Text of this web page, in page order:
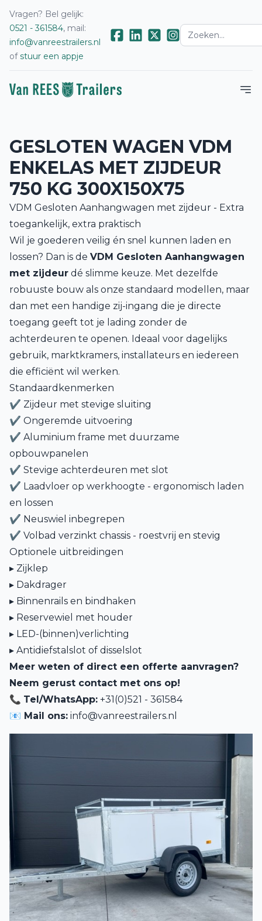
Vragen? Bel gelijk:
0521 - 361584, mail:
info@vanreestrailers.nl
ofstuur een appje
GESLOTEN WAGEN VDM
ENKELAS MET ZIJDEUR
750 KG 300X150X75
VDM Gesloten Aanhangwagen met zijdeur - Extra
toegankelijk, extra praktisch
Wil je goederen veilig én snel kunnen laden en
lossen? Dan is de VDM Gesloten Aanhangwagen
met zijdeur dé slimme keuze. Met dezelfde
robuuste bouw als onze standaard modellen, maar
dan met een handige zij-ingang die je directe
toegang geeft tot je lading zonder de
achterdeuren te openen. Ideaal voor dagelijks
gebruik, marktkramers, installateurs en iedereen
die efficiënt wil werken.
Standaardkenmerken
✔ Zijdeur met stevige sluiting
✔ Ongeremde uitvoering
✔ Aluminium frame met duurzame
opbouwpanelen
✔ Stevige achterdeuren met slot
✔ Laadvloer op werkhoogte - ergonomisch laden
en lossen
✔ Neuswiel inbegrepen
✔ Volbad verzinkt chassis - roestvrij en stevig
Optionele uitbreidingen
▸ Zijklep
▸ Dakdrager
▸ Binnenrails en bindhaken
▸ Reservewiel met houder
▸ LED-(binnen)verlichting
▸ Antidiefstalslot of disselslot
Meer weten of direct een offerte aanvragen?
Neem gerust contact met ons op!
📞 Tel/WhatsApp: +31(0)521 - 361584
📧 Mail ons: info@vanreestrailers.nl